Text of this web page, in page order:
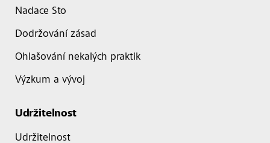
Nadace Sto
Dodržování zásad
Ohlašování nekalých praktik
Výzkum a vývoj
Udržitelnost
Udržitelnost